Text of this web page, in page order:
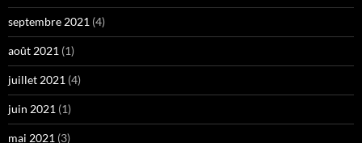
septembre 2021 (4)
août 2021 (1)
juillet 2021 (4)
juin 2021 (1)
mai 2021 (3)